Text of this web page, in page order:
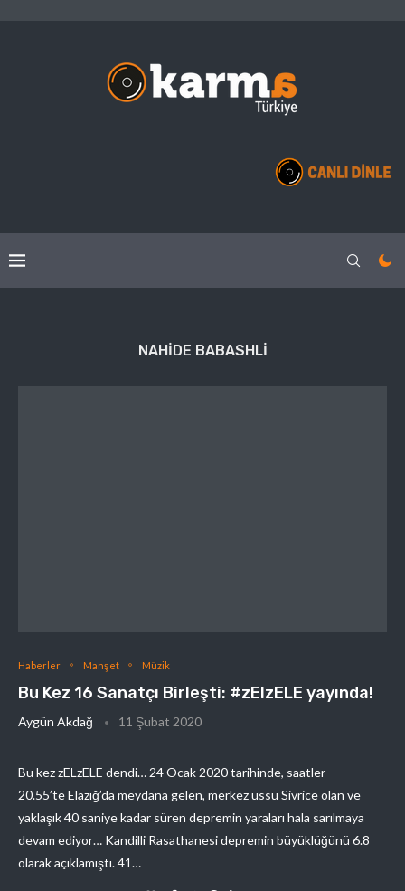
NAHIDE BABASHLI
Haberler Manşet Müzik
Bu Kez 16 Sanatçı Birleşti: #zElzELE yayında!
Aygün Akdağ 11 Şubat 2020
Bu kez zELzELE dendi… 24 Ocak 2020 tarihinde, saatler
20.55’te Elazığ’da meydana gelen, merkez üssü Sivrice olan ve
yaklaşık 40 saniye kadar süren depremin yaraları hala sarılmaya
devam ediyor… Kandilli Rasathanesi depremin büyüklüğünü 6.8
olarak açıklamıştı. 41…